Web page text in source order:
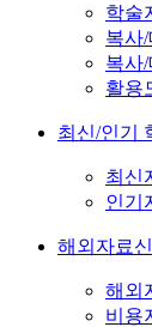
학술
복사
복사
활용
최신/인기
최신
인기
해외자료
해외
비용